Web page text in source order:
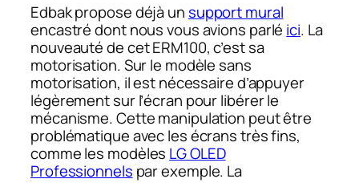
Edbak propose déjà unsupport mural
encastré dont nous vous avions parlé ici. La
nouveauté de cet ERM100, c’est sa
motorisation. Sur le modèle sans
motorisation, il est nécessaire d’appuyer
légèrement sur l’écran pour libérer le
mécanisme. Cette manipulation peut être
problématique avec les écrans très fins,
comme les modèles LG OLED
Professionnels par exemple. La